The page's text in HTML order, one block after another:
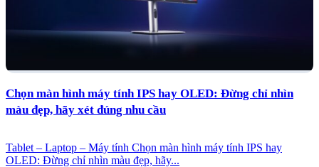
Chọn màn hình máy tính IPS hay OLED: Đừng chỉ nhìn
màu đẹp, hãy xét đúng nhu cầu
Tablet – Laptop – Máy tính Chọn màn hình máy tính IPS hay
OLED: Đừng chỉ nhìn màu đẹp, hãy...